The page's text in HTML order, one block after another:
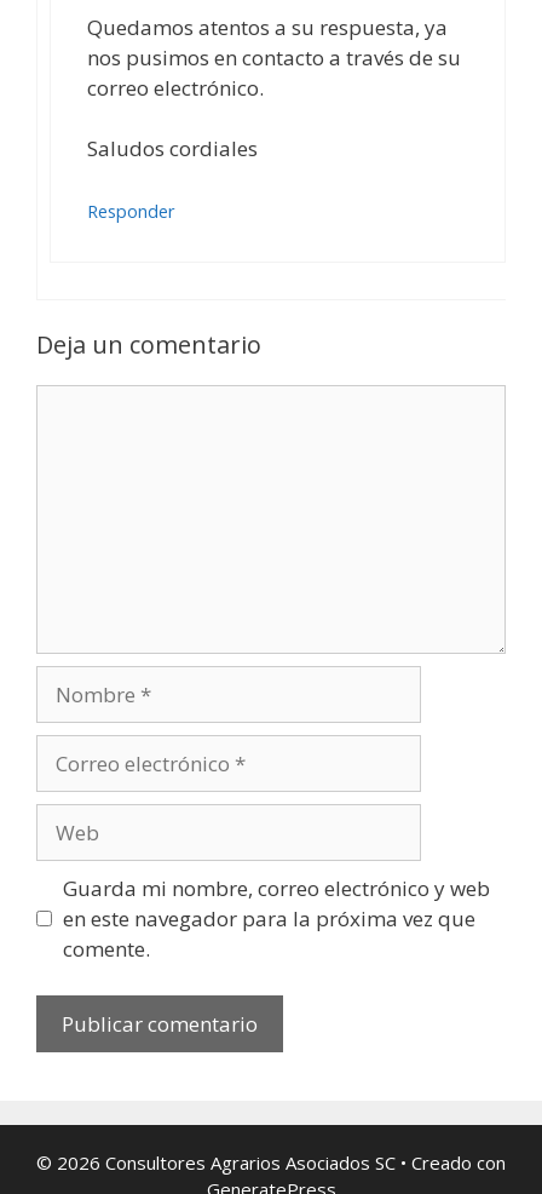
Quedamos atentos a su respuesta, ya
nos pusimos en contacto a través de su
correo electrónico.
Saludos cordiales
Responder
Deja un comentario
electrónico
Guarda mi nombre, correo electrónico y web
en este navegador para la próxima vez que
comente.
© 2026 Consultores Agrarios Asociados SC • Creado con
GeneratePress